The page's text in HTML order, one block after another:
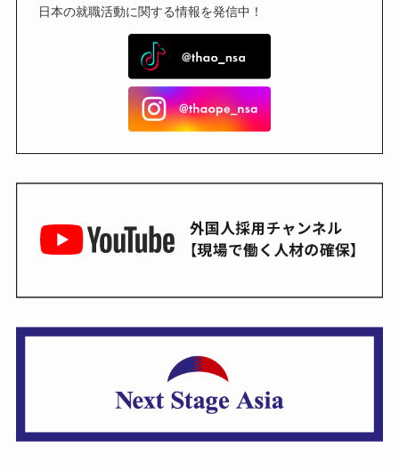
日本の就職活動に関する情報を発信中！